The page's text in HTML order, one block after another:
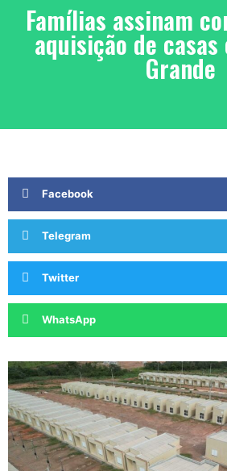
Famílias assinam
aquisição de casas
Grande
Facebook
Telegram
Twitter
WhatsApp